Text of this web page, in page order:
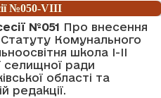
№050-VIII
№051 Про внесення
Комунального
школа І-ІІ
селищної ради
області та
редакції.